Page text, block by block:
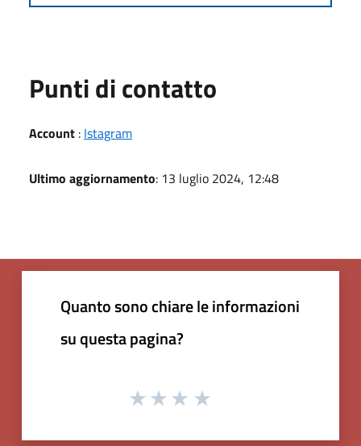
Punti di contatto
Account : Istagram
Ultimo aggiornamento: 13 luglio 2024, 12:48
Quanto sono chiare le informazioni
su questa pagina?